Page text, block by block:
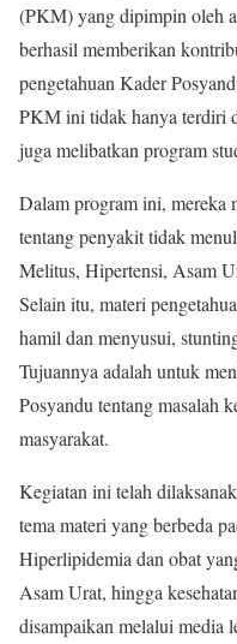
(PKM) yang dipimpin oleh
berhasil memberikan
pengetahuan Kader
PKM ini tidak hanya terdiri
juga melibatkan program
Dalam program ini, mereka
tentang penyakit tidak
Melitus, Hipertensi, Asam
Selain itu, materi
hamil dan menyusui,
Tujuannya adalah untuk
Posyandu tentang masalah
masyarakat.
Kegiatan ini telah
tema materi yang berbeda
Hiperlipidemia dan obat
Asam Urat, hingga
disampaikan melalui media